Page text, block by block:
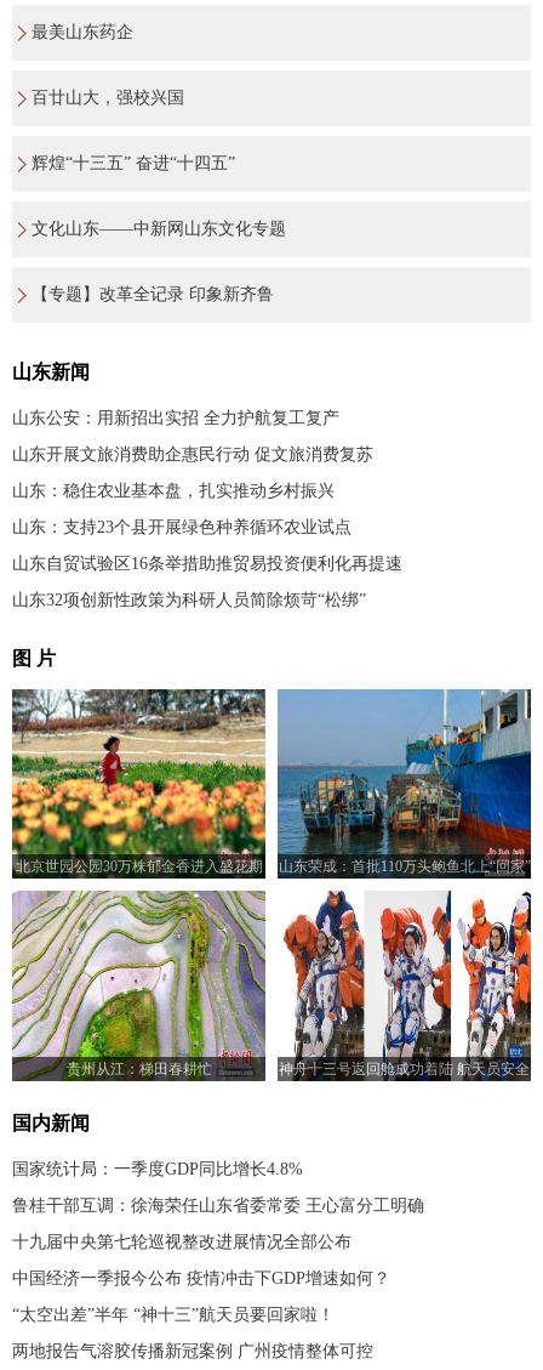
最美山东药企
百廿山大，强校兴国
辉煌“十三五” 奋进“十四五”
文化山东——中新网山东文化专题
【专题】改革全记录 印象新齐鲁
山东新闻
山东公安：用新招出实招 全力护航复工复产
山东开展文旅消费助企惠民行动 促文旅消费复苏
山东：稳住农业基本盘，扎实推动乡村振兴
山东：支持23个县开展绿色种养循环农业试点
山东自贸试验区16条举措助推贸易投资便利化再提速
山东32项创新性政策为科研人员简除烦苛“松绑”
图 片
北京世园公园30万株郁金香进入盛花期 山东荣成：首批110万头鲍鱼北上“回家”
贵州从江：梯田春耕忙
神舟十三号返回舱成功着陆 航天员安全
国内新闻
国家统计局：一季度GDP同比增长4.8%
鲁桂干部互调：徐海荣任山东省委常委 王心富分工明确
十九届中央第七轮巡视整改进展情况全部公布
中国经济一季报今公布 疫情冲击下GDP增速如何？
“太空出差”半年 “神十三”航天员要回家啦！
两地报告气溶胶传播新冠案例 广州疫情整体可控